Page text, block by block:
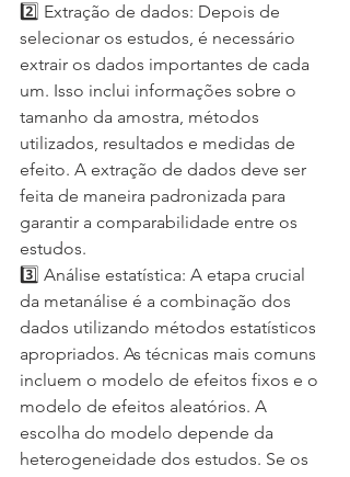
2️⃣ Extração de dados: Depois de
selecionar os estudos, é necessário
extrair os dados importantes de cada
um. Isso inclui informações sobre o
tamanho da amostra, métodos
utilizados, resultados e medidas de
efeito. A extração de dados deve ser
feita de maneira padronizada para
garantir a comparabilidade entre os
estudos.
3️⃣ Análise estatística: A etapa crucial
da metanálise é a combinação dos
dados utilizando métodos estatísticos
apropriados. As técnicas mais comuns
incluem o modelo de efeitos fixos e o
modelo de efeitos aleatórios. A
escolha do modelo depende da
heterogeneidade dos estudos. Se os